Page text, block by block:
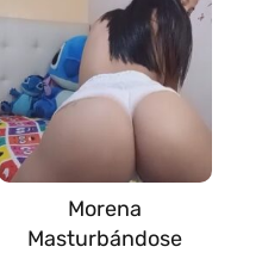
Morena
Masturbándose